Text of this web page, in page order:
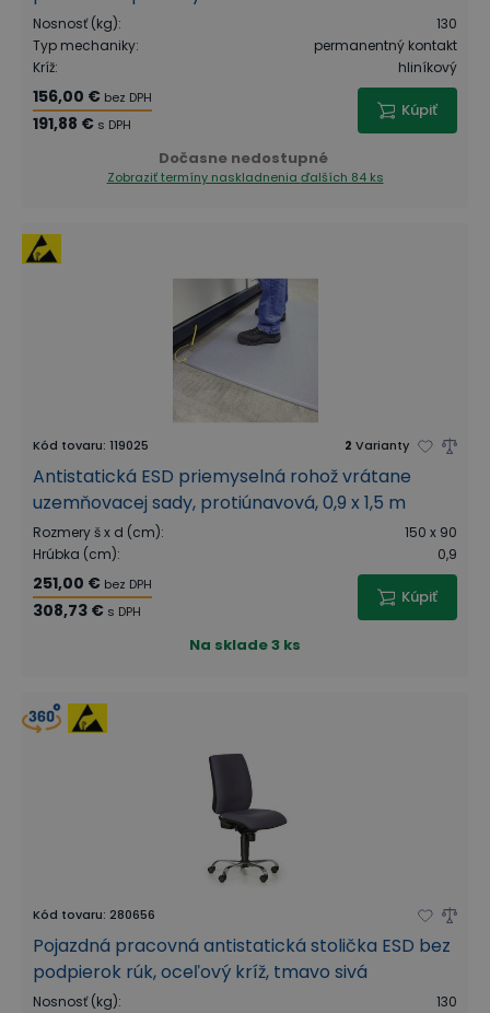
Nosnosť (kg):
130
Typ mechaniky:
permanentný kontakt
Kríž: hliníkový
156,00 € bez DPH
191,88 € s DPH
Kúpiť
Dočasne nedostupné
Zobraziť termíny naskladnenia ďalších 84 ks
Kód tovaru: 119025 2 Varianty
Antistatická ESD priemyselná rohož vrátane
uzemňovacej sady, protiúnavová, 0,9 x 1,5 m
Rozmery š x d (cm):
150 x 90
Hrúbka (cm): 0,9
251,00 € bez DPH
308,73 € s DPH
Kúpiť
Na sklade3 ks
Kód tovaru: 280656
Pojazdná pracovná antistatická stolička ESD bez
podpierok rúk, oceľový kríž, tmavo sivá
Nosnosť (kg):
130